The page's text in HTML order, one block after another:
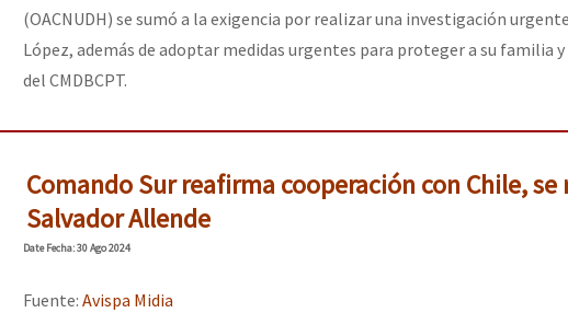
(OACNUDH) se sumó a la exigencia por realizar una investigación
López, además de adoptar medidas urgentes para proteger a su familia
del CMDBCPT.
Comando Sur reafirma cooperación con Chile,
Salvador Allende
DateFecha: 30 Ago 2024
Fuente: Avispa Midia